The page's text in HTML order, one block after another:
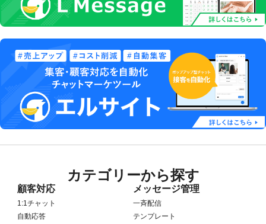
カテゴリーから探す
顧客対応
1:1チャット
自動応答
メッセージ管理
一斉配信
テンプレート